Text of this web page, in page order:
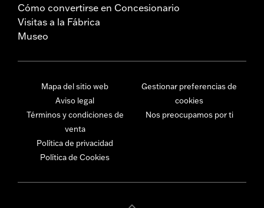
Cómo convertirse en Concesionario
Visitas a la Fábrica
Museo
Mapa del sitio web
Aviso legal
Términos y condiciones de
venta
Política de privacidad
Política de Cookies
Gestionar preferencias de
cookies
Nos preocupamos por ti